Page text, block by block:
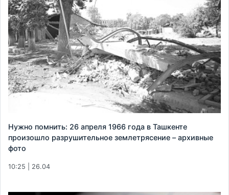
Нужно помнить: 26 апреля 1966 года в Ташкенте
произошло разрушительное землетрясение – архивные
фото
10:25 | 26.04